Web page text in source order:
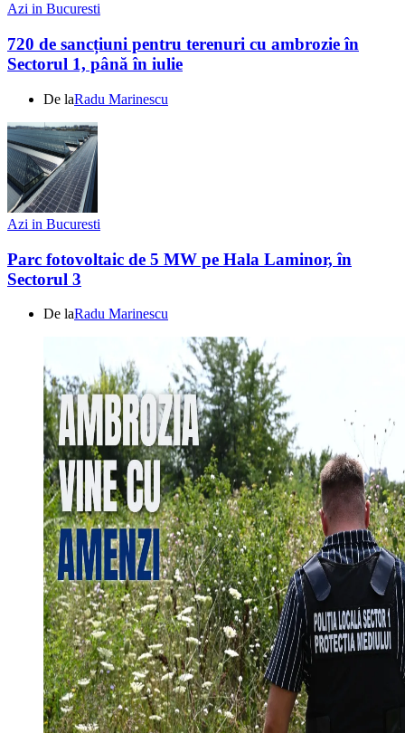
Azi in Bucuresti
720 de sancțiuni pentru terenuri cu ambrozie în
Sectorul 1, până în iulie
De laRadu Marinescu
Azi in Bucuresti
Parc fotovoltaic de 5 MW pe Hala Laminor, în
Sectorul 3
De laRadu Marinescu